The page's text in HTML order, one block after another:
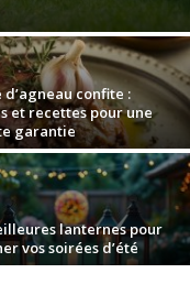
d’agneau confite :
et recettes pour une
garantie
lanternes pour
vos soirées d’été